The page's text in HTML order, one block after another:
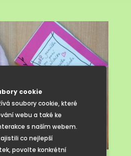
cookie
soubory cookie, které
webu a také ke
s naším webem.
co nejlepší
povolte konkrétní